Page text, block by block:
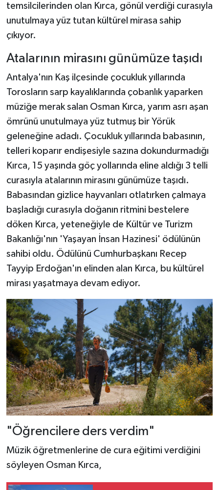
temsilcilerinden olan Kırca, gönül verdiği curasıyla
unutulmaya yüz tutan kültürel mirasa sahip
çıkıyor.
Atalarının mirasını günümüze taşıdı
Antalya'nın Kaş ilçesinde çocukluk yıllarında
Torosların sarp kayalıklarında çobanlık yaparken
müziğe merak salan Osman Kırca, yarım asrı aşan
ömrünü unutulmaya yüz tutmuş bir Yörük
geleneğine adadı. Çocukluk yıllarında babasının,
telleri koparır endişesiyle sazına dokundurmadığı
Kırca, 15 yaşında göç yollarında eline aldığı 3 telli
curasıyla atalarının mirasını günümüze taşıdı.
Babasından gizlice hayvanları otlatırken çalmaya
başladığı curasıyla doğanın ritmini bestelere
döken Kırca, yeteneğiyle de Kültür ve Turizm
Bakanlığı'nın 'Yaşayan İnsan Hazinesi' ödülünün
sahibi oldu. Ödülünü Cumhurbaşkanı Recep
Tayyip Erdoğan'ın elinden alan Kırca, bu kültürel
mirası yaşatmaya devam ediyor.
"Öğrencilere ders verdim"
Müzik öğretmenlerine de cura eğitimi verdiğini
söyleyen Osman Kırca,